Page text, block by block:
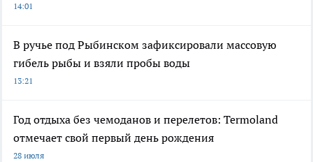
14:01
В ручье под Рыбинском зафиксировали массовую
гибель рыбы и взяли пробы воды
13:21
Год отдыха без чемоданов и перелетов: Termoland
отмечает свой первый день рождения
28 июля